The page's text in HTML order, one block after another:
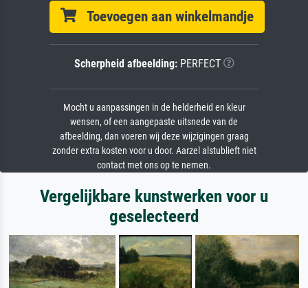
Toevoegen aan winkelmandje
Scherpheid afbeelding:PERFECT
Mocht u aanpassingen in de helderheid en kleur
wensen, of een aangepaste uitsnede van de
afbeelding, dan voeren wij deze wijzigingen graag
zonder extra kosten voor u door. Aarzel alstublieft niet
contact met ons op te nemen.
Vergelijkbare kunstwerken voor u
geselecteerd